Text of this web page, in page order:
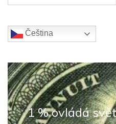
Čeština‎
1 % ovládá